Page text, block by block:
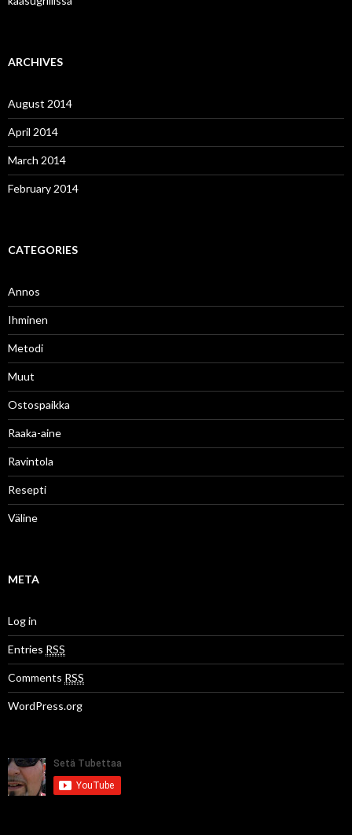
ARCHIVES
August 2014
April 2014
March 2014
February 2014
CATEGORIES
Annos
Ihminen
Metodi
Muut
Ostospaikka
Raaka-aine
Ravintola
Resepti
Väline
META
Log in
Entries RSS
Comments RSS
WordPress.org